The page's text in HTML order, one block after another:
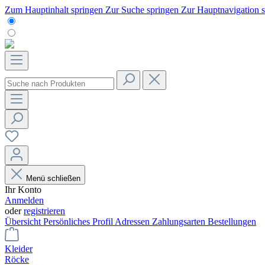
Zum Hauptinhalt springen Zur Suche springen Zur Hauptnavigation
Menü schließen
Ihr Konto
Anmelden
oderregistrieren
Übersicht Persönliches Profil Adressen Zahlungsarten Bestellungen
Kleider
Röcke